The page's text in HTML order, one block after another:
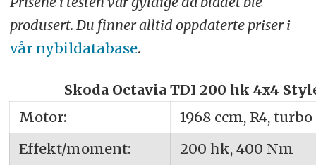
produsert. Du finner alltid oppdaterte priser i
vår nybildatabase.
Skoda Octavia TDI 200 hk 4x4
Motor:
1968 ccm, R4,
Effekt/moment:
200 hk, 400 Nm